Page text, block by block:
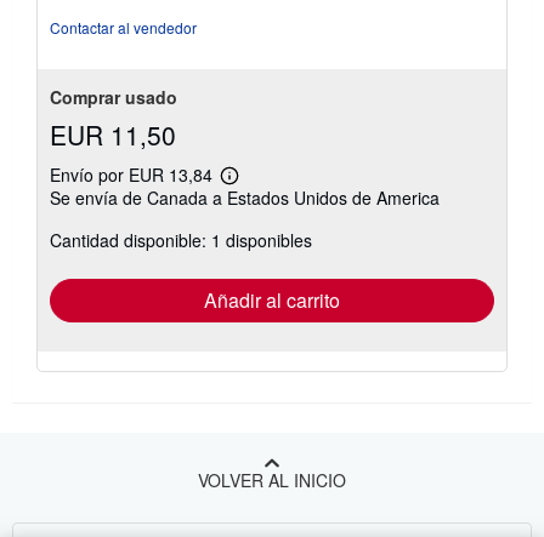
Contactar al vendedor
Comprar usado
EUR 11,50
Envío por EUR 13,84
Más
información
las
tarifas
envío
Se envía de Canada a Estados Unidos de America
Cantidad disponible: 1 disponibles
Añadir al carrito
VOLVER AL INICIO